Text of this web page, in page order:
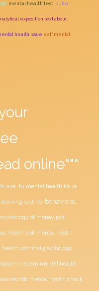
mental health test buku
exposition text about
health issue self mental
online"""
apa itu mental health issue
training sydney behavioral
of money pdf
health cek mental health
criminal psychology
macam mental health
month mental health check